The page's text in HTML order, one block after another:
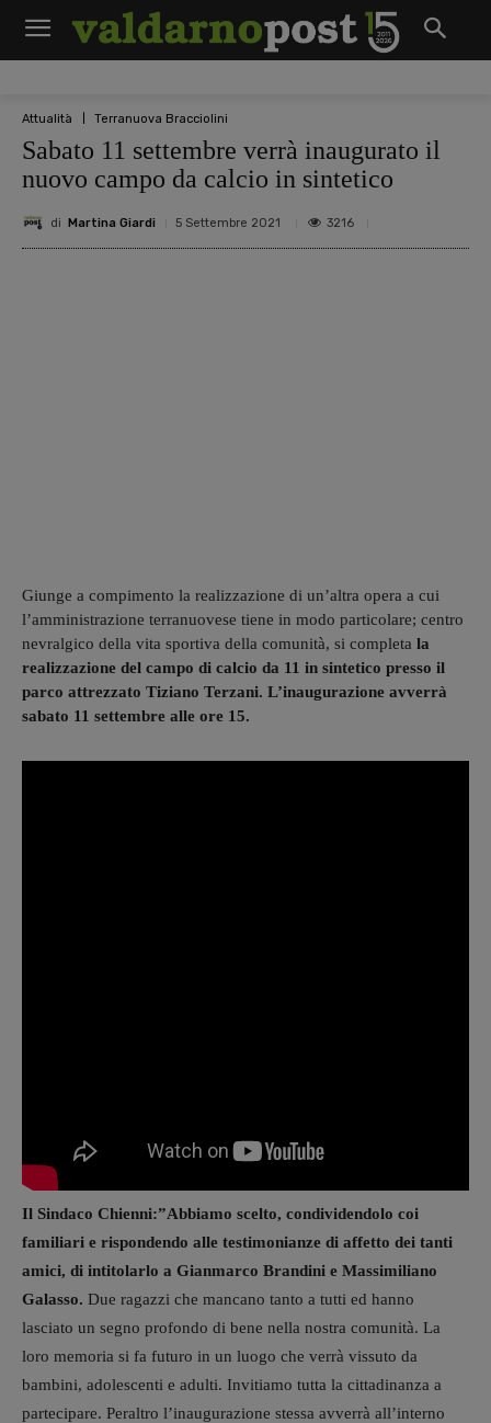
Attualità Terranuova Bracciolini
Sabato 11 settembre verrà inaugurato il
nuovo campo da calcio in sintetico
di Martina Giardi 5 Settembre 2021 3216
Giunge a compimento la realizzazione di un’altra opera a cui
l’amministrazione terranuovese tiene in modo particolare; centro
nevralgico della vita sportiva della comunità, si completa la
realizzazione del campo di calcio da 11 in sintetico presso il
parco attrezzato Tiziano Terzani. L’inaugurazione avverrà
sabato 11 settembre alle ore 15.
Il Sindaco Chienni:”Abbiamo scelto, condividendolo coi
familiari e rispondendo alle testimonianze di affetto dei tanti
amici, di intitolarlo a Gianmarco Brandini e Massimiliano
Galasso. Due ragazzi che mancano tanto a tutti ed hanno
lasciato un segno profondo di bene nella nostra comunità. La
loro memoria si fa futuro in un luogo che verrà vissuto da
bambini, adolescenti e adulti. Invitiamo tutta la cittadinanza a
partecipare. Peraltro l’inaugurazione stessa avverrà all’interno